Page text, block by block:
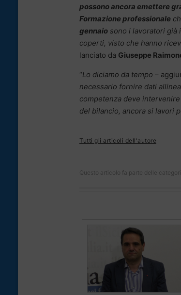
possono ancora emettere
Formazione professionale
gennaio sono i lavoratori già
coperti, visto che hanno
lanciato da Giuseppe
“Lo diciamo da tempo –
necessario fornire dati
competenza deve
del bilancio, ancora si lavori
Tutti gli articoli dell'autore
Questo articolo fa parte delle